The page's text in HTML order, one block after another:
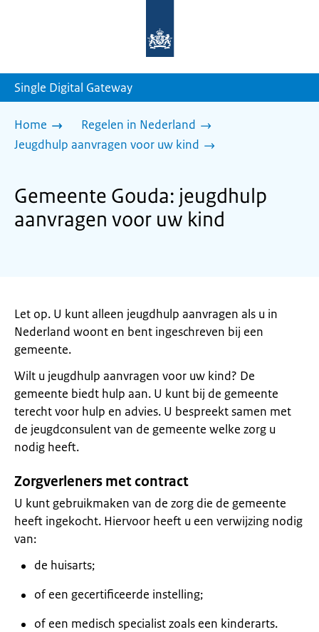
homepage
Single Digital Gateway
Home
Regelen in Nederland
Jeugdhulp aanvragen voor uw kind
Gemeente Gouda: jeugdhulp
aanvragen voor uw kind
Let op. U kunt alleen jeugdhulp aanvragen als u in
Nederland woont en bent ingeschreven bij een
gemeente.
Wilt u jeugdhulp aanvragen voor uw kind? De
gemeente biedt hulp aan. U kunt bij de gemeente
terecht voor hulp en advies. U bespreekt samen met
de jeugdconsulent van de gemeente welke zorg u
nodig heeft.
Zorgverleners met contract
U kunt gebruikmaken van de zorg die de gemeente
heeft ingekocht. Hiervoor heeft u een verwijzing nodig
van:
de huisarts;
of een gecertificeerde instelling;
of een medisch specialist zoals een kinderarts.